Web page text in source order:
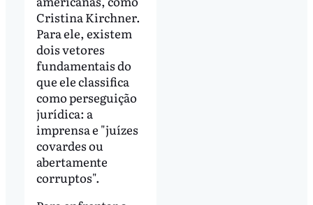
Cristina Kirchner.
Para ele, existem
dois vetores
fundamentais do
que ele classifica
como perseguição
jurídica: a
imprensa e "juízes
covardes ou
abertamente
corruptos".